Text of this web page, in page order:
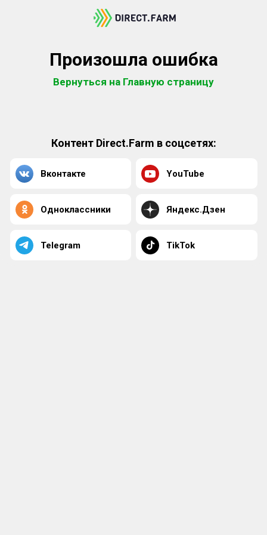
Произошла ошибка
Вернуться на Главную страницу
Контент Direct.Farm в соцсетях:
Вконтакте YouTube
Одноклассники Яндекс.Дзен
Telegram TikTok